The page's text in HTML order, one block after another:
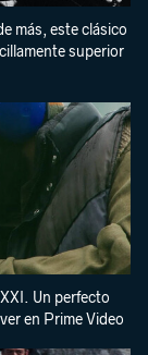
más, este clásico
superior
Un perfecto
en Prime Video